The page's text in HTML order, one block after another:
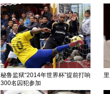
秘鲁监狱“2014年世界杯”提前打响
300名囚犯参加